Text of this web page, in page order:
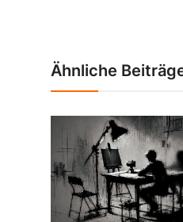
Ähnliche